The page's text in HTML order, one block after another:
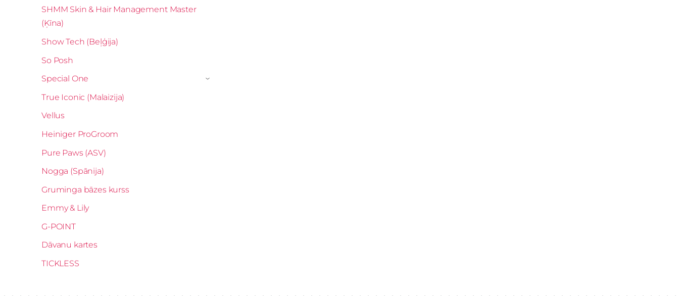
SHMM Skin & Hair Management Master
(Ķīna)
Show Tech (Beļģija)
So Posh
Special One
›
True Iconic (Malaizija)
Vellus
Heiniger ProGroom
Pure Paws (ASV)
Nogga (Spānija)
Gruminga bāzes kurss
Emmy & Lily
G-POINT
Dāvanu kartes
TICKLESS